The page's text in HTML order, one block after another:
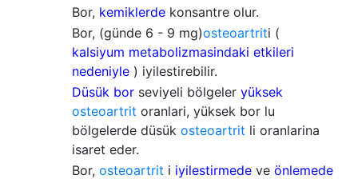
Bor, kemiklerde konsantre olur.
Bor, (günde 6 - 9 mg)osteoartriti (
kalsiyum metabolizmasindaki etkileri
nedeniyle ) iyilestirebilir.
Düsük bor seviyeli bölgeler yüksek
osteoartrit oranlari, yüksek bor lu
bölgelerde düsük osteoartrit li oranlarina
isaret eder.
Bor, osteoartrit i iyilestirmede ve önlemede